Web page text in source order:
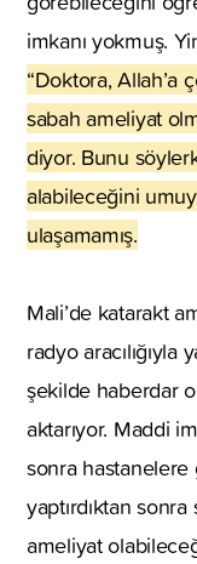
imkanı yokmuş.
“Doktora, Allah’a
sabah ameliyat
diyor. Bunu
alabileceğini
ulaşamamış.
Mali’de katarakt
radyo aracılığıyla
şekilde haberdar
aktarıyor. Maddi
sonra
yaptırdıktan sonra
ameliyat